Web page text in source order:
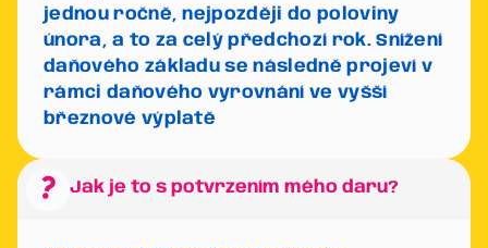
jednou ročně, nejpozději do poloviny
února, a to za celý předchozí rok. Snížení
daňového základu se následně projeví v
rámci daňového vyrovnání ve vyšší
březnové výplatě
question_mark Jak je to s potvrzením mého daru?